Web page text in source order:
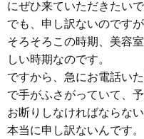
にぜひ来ていただきたい
でも、申し訳ないのです
そろそろこの時期、美容
しい時期なのです。
ですから、急にお電話い
で手がふさがっていて、
お断りしなければならな
本当に申し訳ないんです。